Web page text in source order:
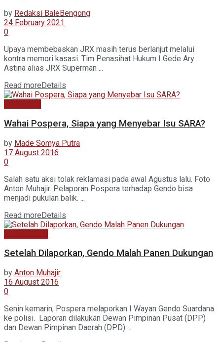
by Redaksi BaleBengong
24 February 2021
0
Upaya membebaskan JRX masih terus berlanjut melalui
kontra memori kasasi. Tim Penasihat Hukum I Gede Ary
Astina alias JRX Superman ...
Read more Details
Wahai Pospera, Siapa yang Menyebar Isu SARA?
by Made Somya Putra
17 August 2016
0
Salah satu aksi tolak reklamasi pada awal Agustus lalu. Foto
Anton Muhajir. Pelaporan Pospera terhadap Gendo bisa
menjadi pukulan balik. ...
Read moreDetails
Setelah Dilaporkan, Gendo Malah Panen Dukungan
by Anton Muhajir
16 August 2016
0
Senin kemarin, Pospera melaporkan I Wayan Gendo Suardana
ke polisi. Laporan dilakukan Dewan Pimpinan Pusat (DPP)
dan Dewan Pimpinan Daerah (DPD) ...